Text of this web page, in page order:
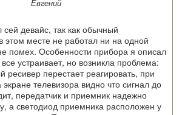
Евгений
девайс, так как обычный
этом месте не работал ни на одной
помех. Особенности прибора я описал
устраивает, но возникла проблема:
ресивер перестает реагировать, при
телевизора видно что сигнал до
передатчик и приемник надежно
а светодиод приемника расположен у